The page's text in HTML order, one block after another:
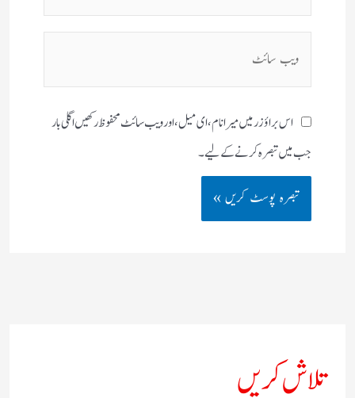
اس براؤزر میں میرا نام، ای میل، اور ویب سائٹ محفوظ رکھیں اگلی بار
جب میں تبصرہ کرنے کےلیے۔
تلاش کریں